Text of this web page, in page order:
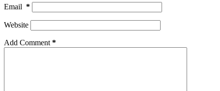
Email *
Website
Add Comment *